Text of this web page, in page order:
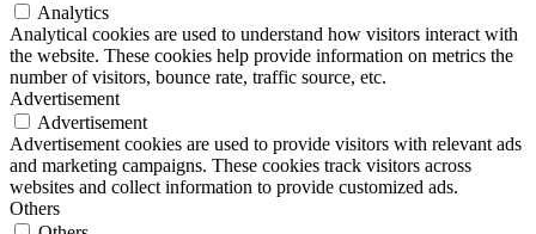
Analytics
Analytical cookies are used to understand how visitors interact with
the website. These cookies help provide information on metrics the
number of visitors, bounce rate, traffic source, etc.
Advertisement
Advertisement
Advertisement cookies are used to provide visitors with relevant ads
and marketing campaigns. These cookies track visitors across
websites and collect information to provide customized ads.
Others